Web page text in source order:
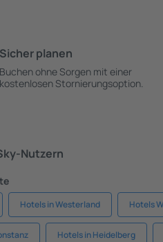
Sicher planen
Buchen ohne Sorgen mit einer
kostenlosen Stornierungsoption.
Nutzern
Hotels in Westerland Hotels
Hotels in Heidelberg